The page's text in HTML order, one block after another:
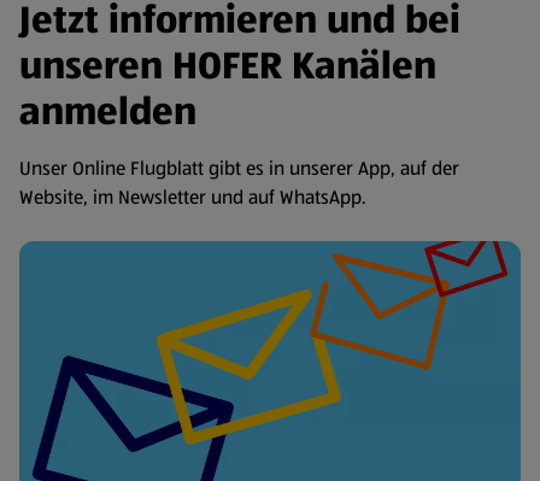
Jetzt informieren und bei
unseren HOFER Kanälen
anmelden
Unser Online Flugblatt gibt es in unserer App, auf der
Website, im Newsletter und auf WhatsApp.